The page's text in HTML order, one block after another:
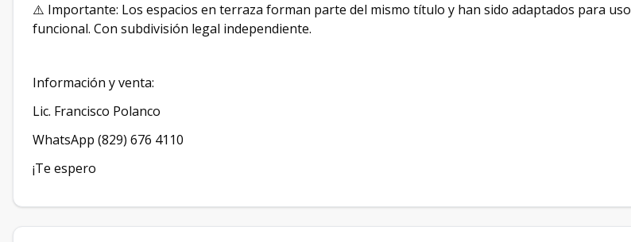
⚠️ Importante: Los espacios en terraza forman parte del mismo título y han sido adaptados para uso
funcional. Con subdivisión legal independiente.
Información y venta:
Lic. Francisco Polanco
WhatsApp (829) 676 4110
¡Te espero